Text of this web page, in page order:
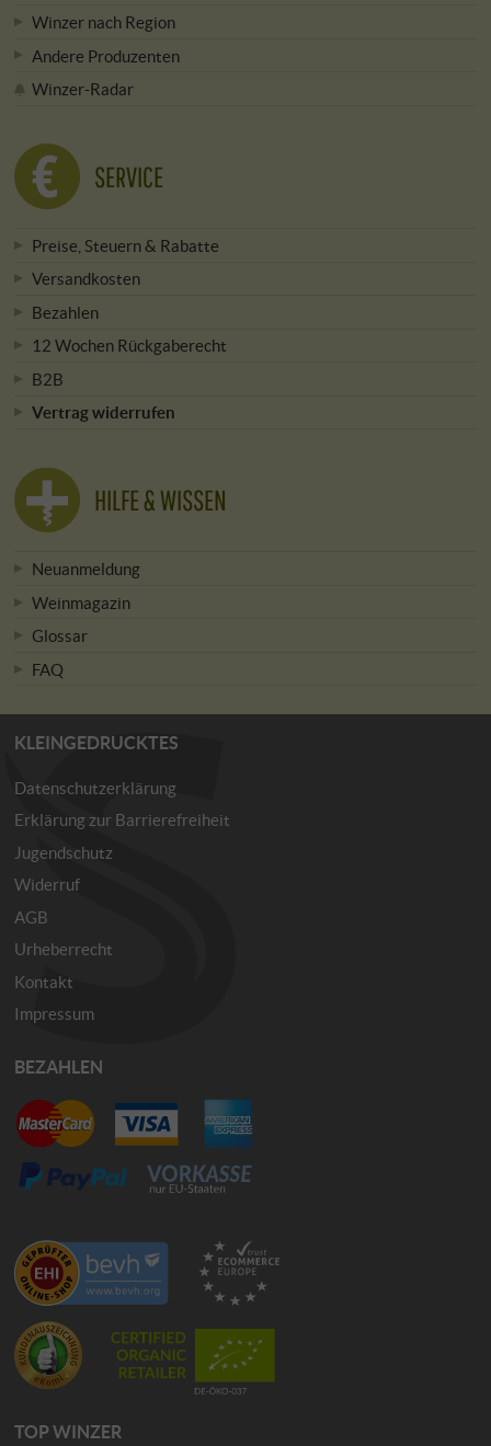
Winzer nach Region
Andere Produzenten
Winzer-Radar
SERVICE
Preise, Steuern & Rabatte
Versandkosten
Bezahlen
12 Wochen Rückgaberecht
B2B
Vertrag widerrufen
HILFE & WISSEN
Neuanmeldung
Weinmagazin
Glossar
FAQ
KLEINGEDRUCKTES
Datenschutzerklärung
Erklärung zur Barrierefreiheit
Jugendschutz
Widerruf
AGB
Urheberrecht
Kontakt
Impressum
BEZAHLEN
TOP WINZER